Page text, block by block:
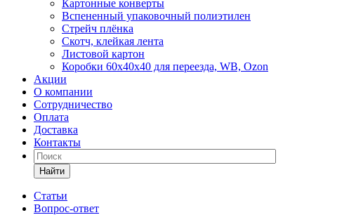
Картонные конверты
Вспененный упаковочный полиэтилен
Стрейч плёнка
Скотч, клейкая лента
Листовой картон
Коробки 60х40х40 для переезда, WB, Ozon
Акции
О компании
Сотрудничество
Оплата
Доставка
Контакты
Найти
Статьи
Вопрос-ответ